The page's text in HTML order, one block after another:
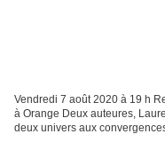
Vendredi 7 août 2020 à 19 h
à Orange Deux auteures,
deux univers aux